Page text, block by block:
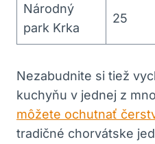
Národný
park Krka
25
Nezabudnite si tiež
kuchyňu v jednej z
môžete ochutnať
tradičné chorvátske